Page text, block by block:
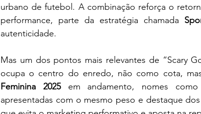
urbano de futebol. A combinação reforça o
performance, parte da estratégia chamada
autenticidade.
Mas um dos pontos mais relevantes de “Scary
ocupa o centro do enredo, não como cota,
Feminina 2025 em andamento, nomes como
apresentadas com o mesmo peso e destaque